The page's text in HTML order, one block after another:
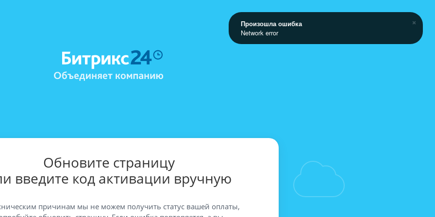
Обновите страницу
введите код активации вручную
причинам мы не можем получить статус вашей оплаты,
Произошла ошибка
Network error